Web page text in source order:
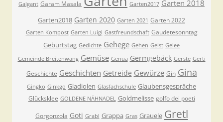
Galgant Garam Masala Garten2017 Garten 2018
Garten2018 Garten 2020 Garten 2021 Garten 2022
Garten Kompost Garten Luigi Gastfreundschaft Gaudetesonntag
Geburtstag Gedichte Gehege Gehen Geist Gelee
Gemeinde Breitenwang Gemüse Genua Germgebäck Gerste Gerti
Geschichte Geschichten Getreide Gewürze Gin Gina
Gingko Ginkgo Gladiolen Glasfachschule Glaubensgespräche
Glücksklee GOLDENE NÄHNADEL Goldmelisse golfo dei poeti
Gorgonzola Goti Grabl Grappa Gras Grauele Gretl